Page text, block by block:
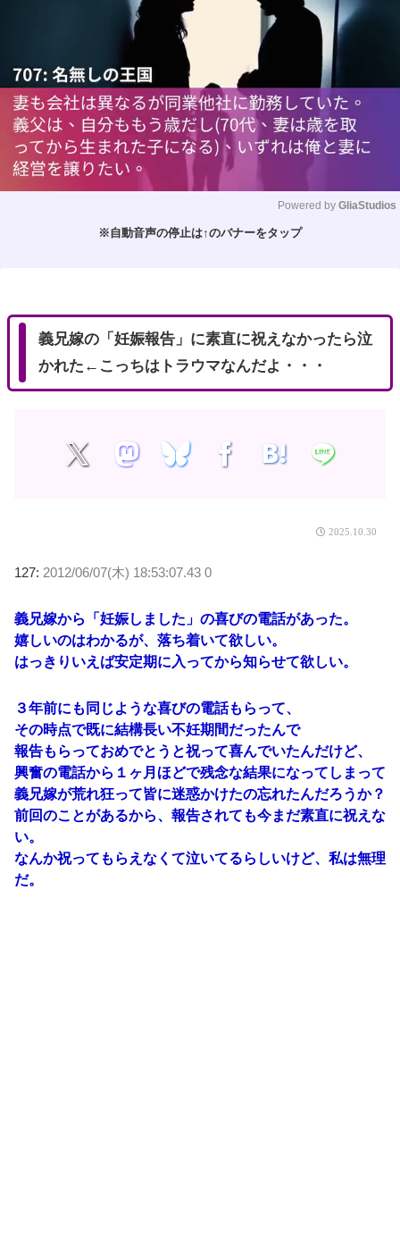
Powered by GliaStudios
※自動音声の停止は↑のバナーをタップ
義兄嫁の「妊娠報告」に素直に祝えなかったら泣
かれた←こっちはトラウマなんだよ・・・
2025.10.30
127: 2012/06/07(木) 18:53:07.43 0
義兄嫁から「妊娠しました」の喜びの電話があった。
嬉しいのはわかるが、落ち着いて欲しい。
はっきりいえば安定期に入ってから知らせて欲しい。
３年前にも同じような喜びの電話もらって、
その時点で既に結構長い不妊期間だったんで
報告もらっておめでとうと祝って喜んでいたんだけど、
興奮の電話から１ヶ月ほどで残念な結果になってしまって
義兄嫁が荒れ狂って皆に迷惑かけたの忘れたんだろうか？
前回のことがあるから、報告されても今まだ素直に祝えな
い。
なんか祝ってもらえなくて泣いてるらしいけど、私は無理
だ。